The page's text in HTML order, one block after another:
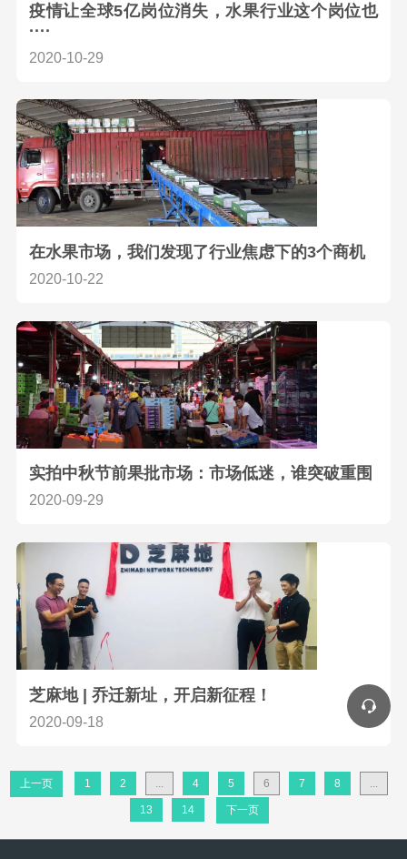
疫情让全球5亿岗位消失，水果行业这个岗位也
····
2020-10-29
在水果市场，我们发现了行业焦虑下的3个商机
2020-10-22
实拍中秋节前果批市场：市场低迷，谁突破重围
2020-09-29
芝麻地 | 乔迁新址，开启新征程！
2020-09-18
上一页 1 2 ... 4 5 6 7 8 ...
13 14 下一页